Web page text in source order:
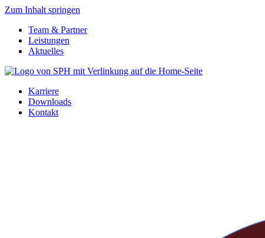
Zum Inhalt springen
Team & Partner
Leistungen
Aktuelles
Karriere
Downloads
Kontakt